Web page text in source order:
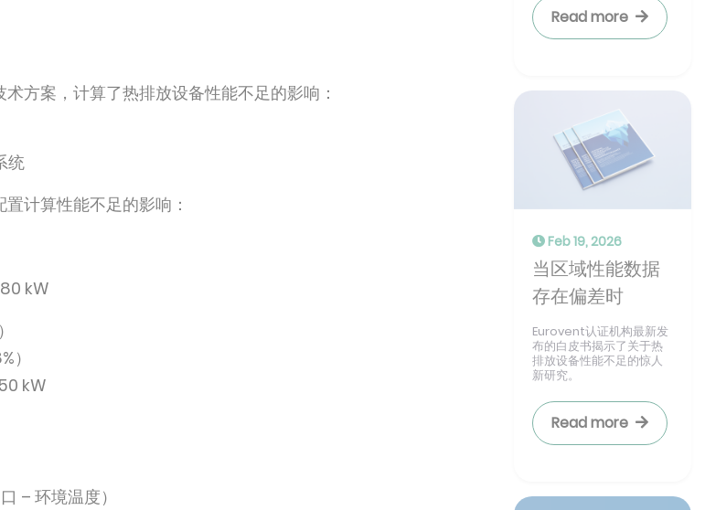
方案，计算了热排放设备性能不足的影响：
统
计算性能不足的影响：
kW
）
kW
– 环境温度）
Read more
Feb 19, 2026
当区域性能数据
存在偏差时
Eurovent认证机构最新发
布的白皮书揭示了关于热
排放设备性能不足的惊人
新研究。
Read more